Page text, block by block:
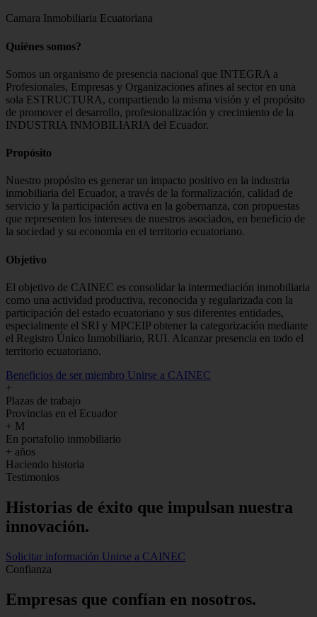
Camara Inmobiliaria Ecuatoriana
Quiénes somos?
Somos un organismo de presencia nacional que INTEGRA a
Profesionales, Empresas y Organizaciones afines al sector en una
sola ESTRUCTURA, compartiendo la misma visión y el propósito
de promover el desarrollo, profesionalización y crecimiento de la
INDUSTRIA INMOBILIARIA del Ecuador.
Propósito
Nuestro propósito es generar un impacto positivo en la industria
inmobiliaria del Ecuador, a través de la formalización, calidad de
servicio y la participación activa en la gobernanza, con propuestas
que representen los intereses de nuestros asociados, en beneficio de
la sociedad y su economía en el territorio ecuatoriano.
Objetivo
El objetivo de CAINEC es consolidar la intermediación inmobiliaria
como una actividad productiva, reconocida y regularizada con la
participación del estado ecuatoriano y sus diferentes entidades,
especialmente el SRI y MPCEIP obtener la categorización mediante
el Registro Único Inmobiliario, RUI. Alcanzar presencia en todo el
territorio ecuatoriano.
Beneficios de ser miembro Unirse a CAINEC
+
Plazas de trabajo
Provincias en el Ecuador
+ M
En portafolio inmobiliario
+ años
Haciendo historia
Testimonios
Historias de éxito que impulsan nuestra
innovación.
Solicitar información Unirse a CAINEC
Confianza
Empresas que confían en nosotros.